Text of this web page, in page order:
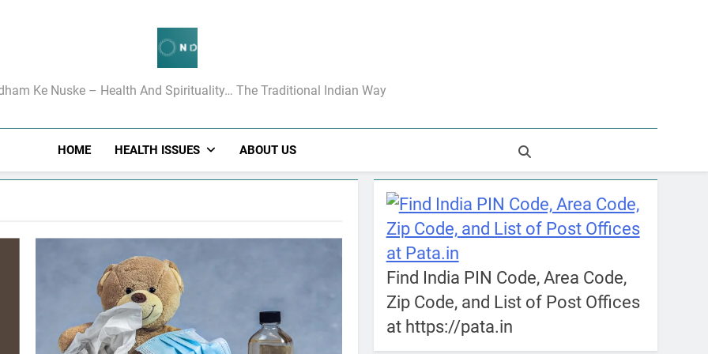
के रामबाण उपचार
Ke Nuske – Health And Spirituality… The Traditional Indian Way
HOME HEALTH ISSUES ABOUT US
Find India PIN Code, Area Code,
Zip Code, and List of Post Offices
at https://pata.in